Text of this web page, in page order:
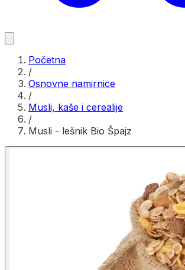
Početna
/
Osnovne namirnice
/
Musli, kaše i cerealije
/
Musli - lešnik Bio Špajz